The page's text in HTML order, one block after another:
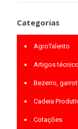
Categorias
AgroTalento
Artigos
Bezerro,
Cadeia
Cotações